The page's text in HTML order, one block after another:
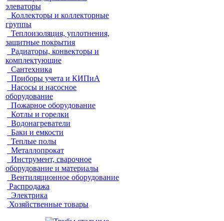
элеваторы
Коллекторы и коллекторные
группы
Теплоизоляция, уплотнения,
защитные покрытия
Радиаторы, конвекторы и
комплектующие
Сантехника
Приборы учета и КИПиА
Насосы и насосное
оборудование
Пожарное оборудование
Котлы и горелки
Водонагреватели
Баки и емкости
Теплые полы
Металлопрокат
Инструмент, сварочное
оборудование и материалы
Вентиляционное оборудование
Распродажа
Электрика
Хозяйственные товары